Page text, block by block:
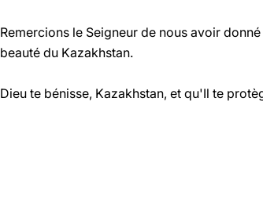
Remercions le Seigneur de nous avoir
beauté du Kazakhstan.
Dieu te bénisse, Kazakhstan, et qu'Il te